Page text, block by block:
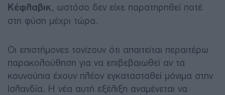
Κέφλαβικ, ωστόσο δεν είχε παρατηρηθεί ποτέ
στη φύση μέχρι τώρα.
Οι επιστήμονες τονίζουν ότι απαιτείται περαιτέρω
παρακολούθηση για να επιβεβαιωθεί αν τα
κουνούπια έχουν πλέον εγκατασταθεί μόνιμα στην
Ισλανδία. Η νέα αυτή εξέλιξη αναμένεται να